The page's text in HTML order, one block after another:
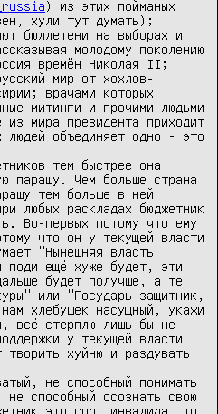
) из этих пойманых
хули тут думать);
бюллетени на выборах и
молодому поколению
времён Николая II;
мир от хохлов-
врачами которых
митинги и прочими людьми
из мира президента приходит
людей объединяет одно - это
тем быстрее она
парашу. Чем больше страна
тем больше в ней
любых раскладах бюджетник
Во-первых потому что ему
что он у текущей власти
"Нынешняя власть
поди ещё хуже будет, эти
будет получше, а те
или "Государь защитник,
хлебушек насущный, укажи
всё стерплю лишь бы не
у текущей власти
творить хуйню и раздувать
не способный понимать
способный осознать свою
это сорт инвалида, то